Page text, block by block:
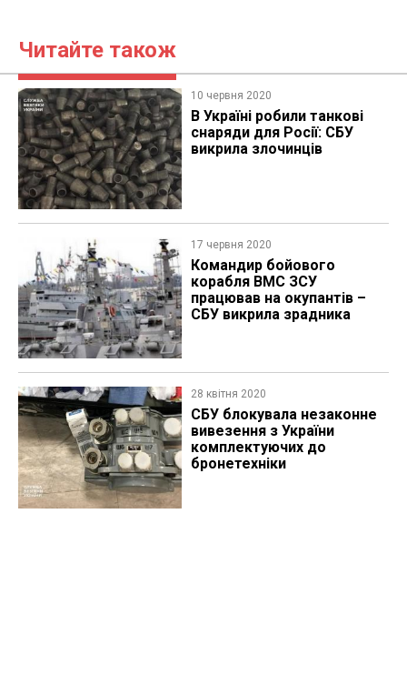
Читайте також
10 червня 2020
В Україні робили танкові
снаряди для Росії: СБУ
викрила злочинців
17 червня 2020
Командир бойового
корабля ВМС ЗСУ
працював на окупантів –
СБУ викрила зрадника
28 квітня 2020
​СБУ блокувала незаконне
вивезення з України
комплектуючих до
бронетехніки